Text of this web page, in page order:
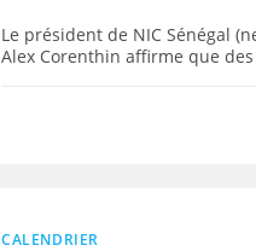
Le président de NIC Sénégal
Alex Corenthin affirme que
CALENDRIER